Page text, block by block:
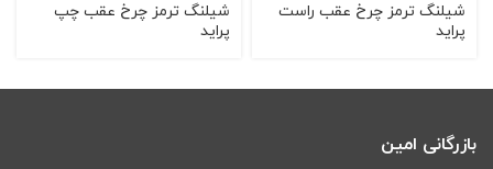
شیلنگ ترمز چرخ عقب راست
پراید
شیلنگ ترمز چرخ عقب چپ
پراید
بازرگانی امین